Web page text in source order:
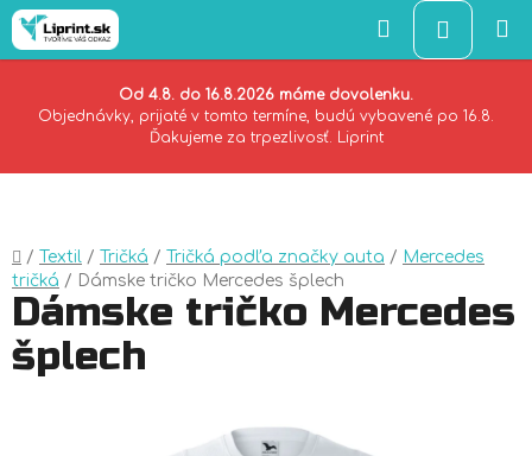
Od 4.8. do 16.8.2026 máme dovolenku.
Objednávky, prijaté v tomto termíne, budú vybavené po 16.8.
Ďakujeme za trpezlivosť. Liprint
Hľadať
KOŠÍK
Domov
/ Textil / Tričká / Tričká podľa značky auta / Mercedes
tričká / Dámske tričko Mercedes šplech
Dámske tričko Mercedes
šplech